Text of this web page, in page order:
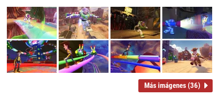
Más imágenes (36)